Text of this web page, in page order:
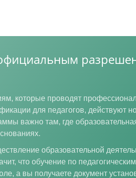
которые проводят
для педагогов, действуют
важно там, где
образовательной
что обучение по педагогическим
а вы получаете документ